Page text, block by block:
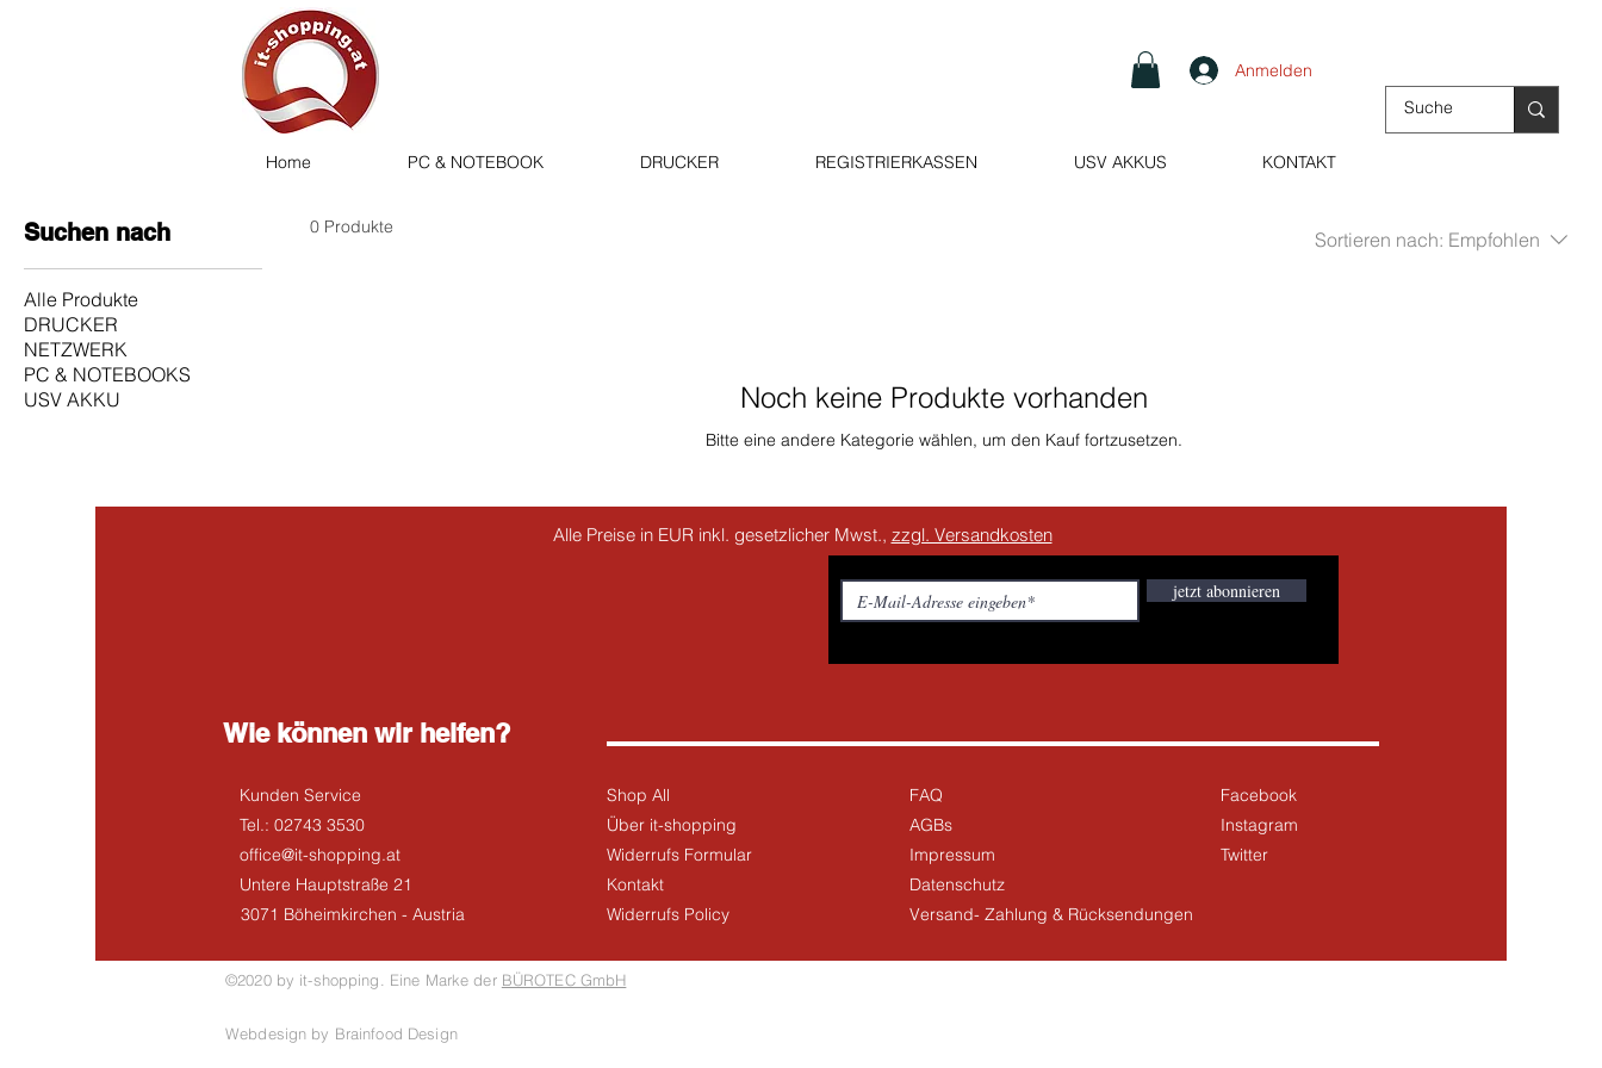
Home PC & NOTEBOOK DRUCKER REGISTRIERKASSEN USV AKKUS KONTAKT
Anmelden
Suchen nach
Alle Produkte
DRUCKER
NETZWERK
PC & NOTEBOOKS
USV AKKU
0 Produkte
Sortieren nach: Empfohlen
Noch keine Produkte vorhanden
Bitte eine andere Kategorie wählen, um den Kauf fortzusetzen.
Alle Preise in EUR inkl. gesetzlicher Mwst., zzgl. Versandkosten
jetzt abonnieren
Wie können wir helfen?
Kunden Service
Tel.: 02743 3530
office@it-shopping.at
Untere Hauptstraße 21
3071 Böheimkirchen - Austria
Shop All
Über it-shopping
Widerrufs Formular
Kontakt
Widerrufs Policy
FAQ
AGBs
Impressum
Facebook
Instagram
Twitter
Datenschutz
Versand- Zahlung & Rücksendungen
©2020 by it-shopping. Eine Marke der BÜROTEC GmbH
Webdesign by Brainfood Design